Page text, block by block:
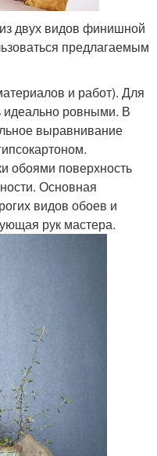
двух видов финишной
предлагаемым
и работ). Для
идеально ровными. В
выравнивание
обоями поверхность
Основная
видов обоев и
рук мастера.